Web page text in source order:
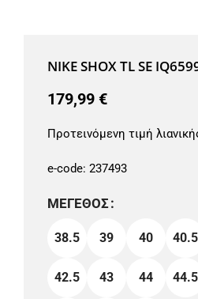
NIKE SHOX TL SE
179,99 €
Προτεινόμενη τιμή
e-code: 237493
ΜΈΓΕΘΟΣ
38.5 39 40 40.5
42.5 43 44 44.5